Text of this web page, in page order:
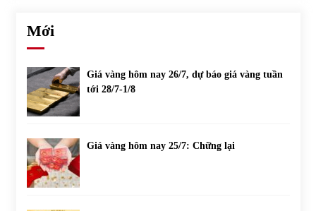
Mới
Giá vàng hôm nay 26/7, dự báo giá vàng tuần
tới 28/7-1/8
Giá vàng hôm nay 25/7: Chững lại